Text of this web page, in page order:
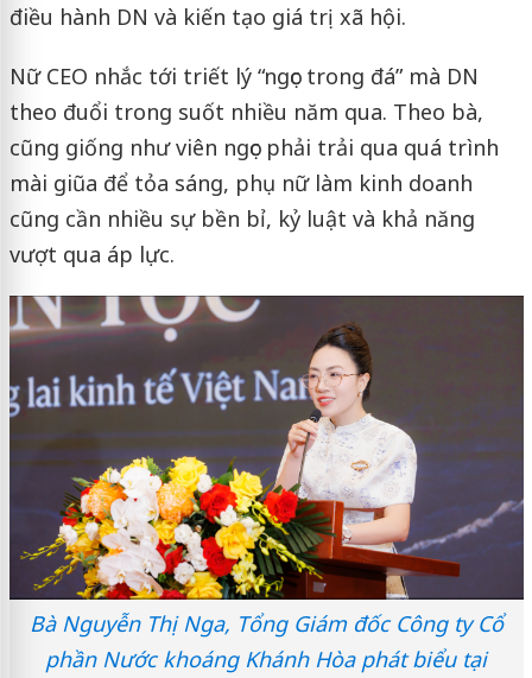
điều hành DN và kiến tạo giá trị xã hội.
Nữ CEO nhắc tới triết lý “ngọc trong đá” mà DN
theo đuổi trong suốt nhiều năm qua. Theo bà,
cũng giống như viên ngọc phải trải qua quá trình
mài giũa để tỏa sáng, phụ nữ làm kinh doanh
cũng cần nhiều sự bền bỉ, kỷ luật và khả năng
vượt qua áp lực.
Bà Nguyễn Thị Nga, Tổng Giám đốc Công ty Cổ
phần Nước khoáng Khánh Hòa phát biểu tại